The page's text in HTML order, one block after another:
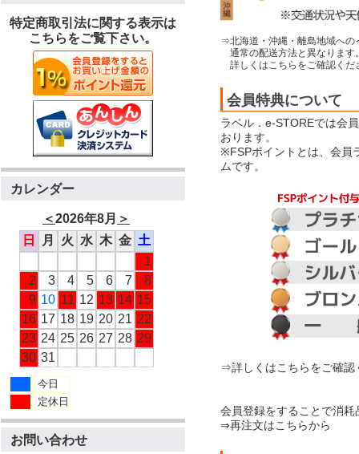
特定商取引法に関する表示は
こちらをご覧下さい。
カレンダー
＜2026年8月 ＞
日
月 火 水 木 金 土
1
2
3 4 5 6 7
8
9 10 11 12 13 14 15
16 17 18 19 20 21 22
23 24 25 26 27 28 29
30 31
今日
定休日
お問い合わせ
⇒北海道・沖縄・離島地域への
通常の配送方法と異なります
詳しくはこちらをご確認くだ
会員特典について
ラベル．e-STOREでは会
おります。
※FSPポイントとは、会員
ムです。
⇒詳しくはこちらをご確認
会員登録をすることで消
⇒再注文はこちらから